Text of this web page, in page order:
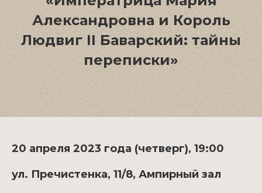
Александровна и Король
Людвиг II Баварский: тайны
переписки»
20 апреля 2023 года (четверг), 19:00
ул. Пречистенка, 11/8, Ампирный зал